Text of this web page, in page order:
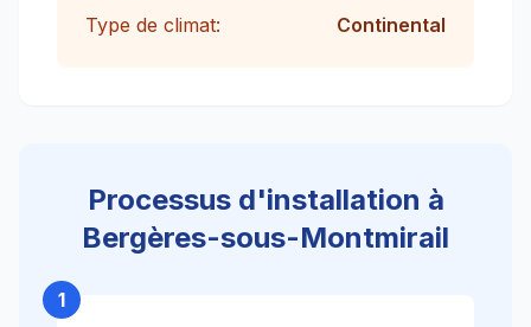
Type de climat:
Continental
Processus d'installation à
Bergères-sous-Montmirail
1